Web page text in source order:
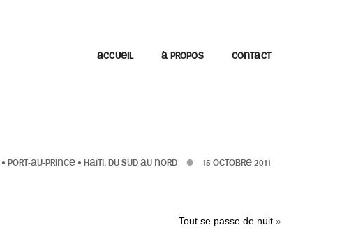
ACCUEIL À PROPOS CONTACT
• PORT-AU-PRINCE • HAÏTI, DU SUD AU NORD 15 OCTOBRE 2011
Tout se passe de nuit »